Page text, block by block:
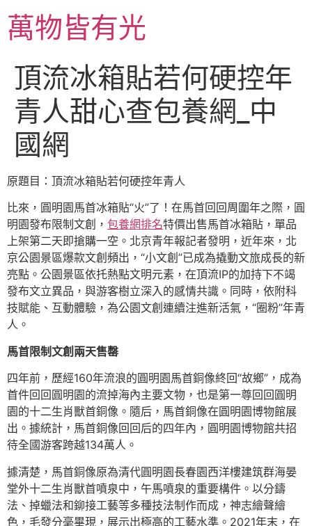
主萬物皆有光
頂流冰箱貼若何硬控年
青人甜心查包養網_中
國網
原題目：頂流冰箱貼若何硬控年青人
比來，圓明園馬首冰箱貼“火”了！在馬首回回周圍年之際，圓
明園發布限制文創， 包養網排名特價出售馬首冰箱貼，單品
上架第二天即搶購一空。北京青年報記者發明，近年來，北
京公園景區爆款文創頻出，“小文創”已成為撬動文旅成長的新
亮點。公園景區依托熱點文明元素，在頂流IP的加持下不竭
發布文立異品，與游客樹立深入的感情共識。同時，依附科
技賦能、互動體驗，為公園文創連續注進新活氣，“圈粉”年青
人。
馬首限制文創兩天售罄
四年前，歷經160年流浪的圓明園馬首銅像終回“故鄉”，成為
首件回回圓明園的流掉海內主要文物，也是第一尊回回圓明
園的十二生肖獸首銅像。隨后，馬首銅像在圓明園博物館展
出。據統計，馬首銅像回回后的四年內，圓明園博物館共招
待全國游客跨越134萬人。
據清楚，馬首銅像原為清代圓明園長春園西洋樓建筑群海晏
堂外十二生肖獸首噴泉中，午馬噴泉的重要構件。以分鑄
法、掉蠟法和鉚接工藝等多種技法制作而成，神志繪聲繪
色，毛發分毫畢現，展示出極高的工藝水準。2021年末，在